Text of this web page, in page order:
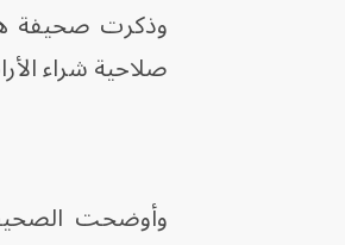
وذكرت صحيفة
صلاحية شراء
وأوضحت